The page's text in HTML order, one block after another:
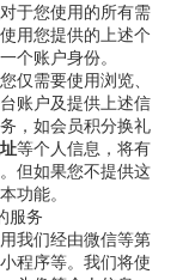
对于您使用的所有需
用您提供的上述个
个账户身份。
仅需要使用浏览、
账户及提供上述信
，如会员积分换礼
等个人信息，将有
但如果您不提供这
功能。
服务
我们经由微信等第
程序等。我们将使